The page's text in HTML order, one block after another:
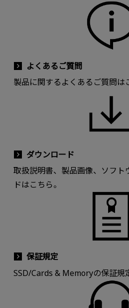
よくあるご質問
製品に関するよくあるご質問は
ダウンロード
取扱説明書、製品画像、ソフト
ドはこちら。
保証規定
SSD/Cards & Memoryの保証規